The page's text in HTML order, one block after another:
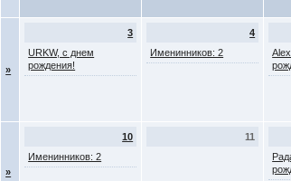
»
3
URKW, с днем
рождения!
4
Именинников: 2
»
10
Именинников: 2
11